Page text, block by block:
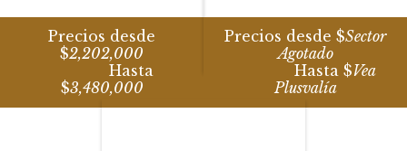
Precios desde
$2,202,000
Hasta
$3,480,000
Precios desde $Sector
Agotado
Hasta $Vea
Plusvalía